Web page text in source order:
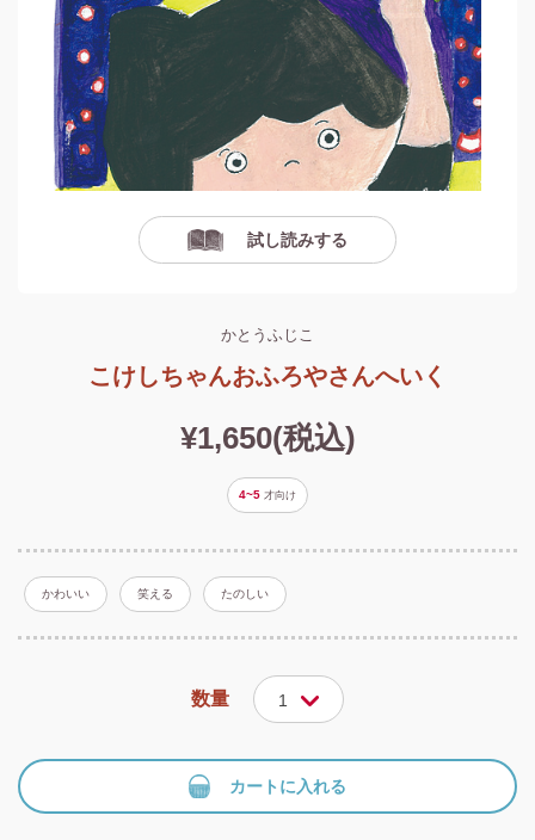
試し読みする
かとうふじこ
こけしちゃんおふろやさんへいく
¥1,650(税込)
4~5 才向け
かわいい 笑える たのしい
数量 1
カートに入れる